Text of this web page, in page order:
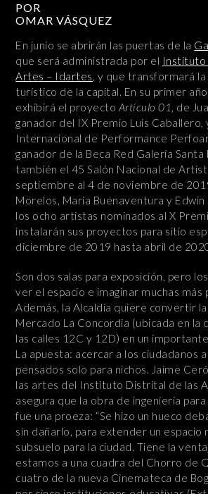
POR
OMAR VÁSQUEZ
En junio se abrirán las puertas de la
que será administrada por el Instituto
Artes – Idartes, y que transformará
turístico de la capital. En su primer
exhibirá el proyecto Artículo 01, de
ganador del IX Premio Luis Caballero,
Internacional de Performance
ganador de la Beca Red Galería Santa
también el 45 Salón Nacional de
septiembre al 4 de noviembre de
Morelos, María Buenaventura y Edwin
los ocho artistas nominados al X
instalarán sus proyectos para sitio
diciembre de 2019 hasta abril de
Son dos salas para exposición, pero
ver el espacio e imaginar muchas más
Además, la Alcaldía quiere convertir
Mercado La Concordia (ubicada en la
las calles 12C y 12D) en un
La apuesta: acercar a los ciudadanos
pensados solo para nichos. Jaime
las artes del Instituto Distrital de las
asegura que la obra de ingeniería
fue una proeza: “Se hizo un hueco
sin dañarlo, para extender un espacio
subsuelo para la ciudad. Tiene la
estamos a una cuadra del Chorro de
cuatro de la nueva Cinemateca de